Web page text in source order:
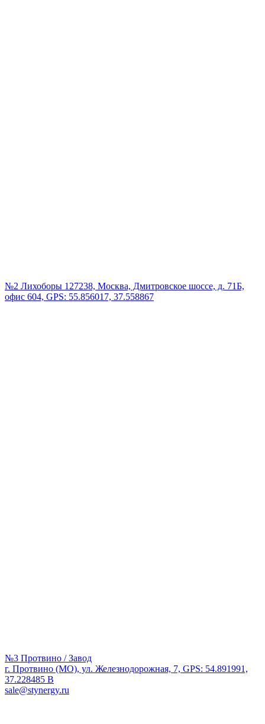
№2 Лихоборы 127238, Москва, Дмитровское шоссе, д. 71Б,
офис 604, GPS: 55.856017, 37.558867
№3 Протвино / Завод
г. Протвино (МО), ул. Железнодорожная, 7, GPS: 54.891991,
37.228485 В
sale@stynergy.ru